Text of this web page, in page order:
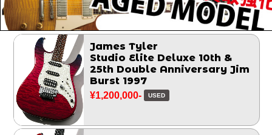
James Tyler
Studio Elite Deluxe 10th &
25th Double Anniversary Jim
Burst 1997
¥1,200,000- USED